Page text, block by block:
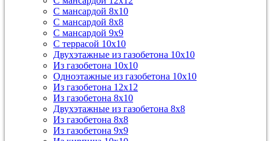
С мансардой 8х10
С мансардой 8х8
С мансардой 9х9
С террасой 10х10
Двухэтажные из газобетона 10х10
Из газобетона 10х10
Одноэтажные из газобетона 10х10
Из газобетона 12х12
Из газобетона 8х10
Двухэтажные из газобетона 8х8
Из газобетона 8х8
Из газобетона 9х9